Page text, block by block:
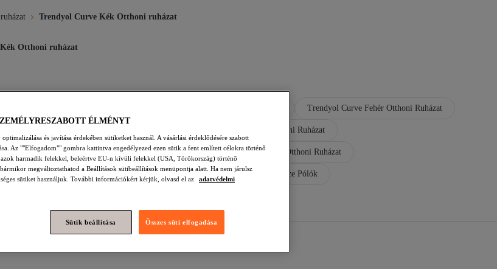
Trendyol Curve Kék Otthoni ruházat
Otthoni ruházat
Trendyol Curve Fehér Otthoni Ruházat
Trendyol Curve Piros Otthoni Ruházat
Trendyol Curve Többszínű Otthoni Ruházat Trendyol Curve Narancs Otthoni Ruházat
Trendyol Curve Bézs Otthoni Ruházat Trendyol Curve Kék Plus Size Pólók
ÉLMÉNYT
és javítása érdekében sütiketket használ. A vásárlási érdeklődésére szabott
Az ""Elfogadom"" gombra kattintva engedélyezed ezen sütik a fent említett célokra történő
azok harmadik felekkel, beleértve EU-n kívüli felekkel (USA, Törökország) történő
megváltoztathatod a Beállítások sütibeállítások menüpontja alatt. Ha nem járulsz
sütiket használjuk. További információkért kérjük, olvasd el az
adatvédelmi
Sütik beállítása Összes süti elfogadása